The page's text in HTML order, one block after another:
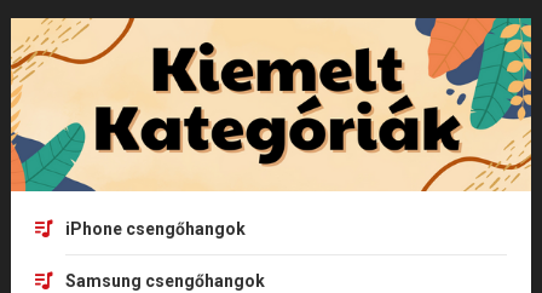
iPhone csengőhangok
Samsung csengőhangok